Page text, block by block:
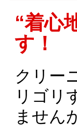
“着心
す！
クリー
リゴリ
ません